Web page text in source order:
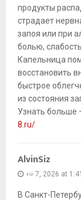
продукты
страдает
запоя или при
болью,
Капельница
восстановить
быстрое
из состояния
Узнать больше
8.ru/
AlvinSiz
မေ 7, 2026 at
В Санкт-